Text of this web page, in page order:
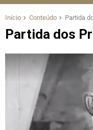
Início Conteúdo Partida
Partida dos